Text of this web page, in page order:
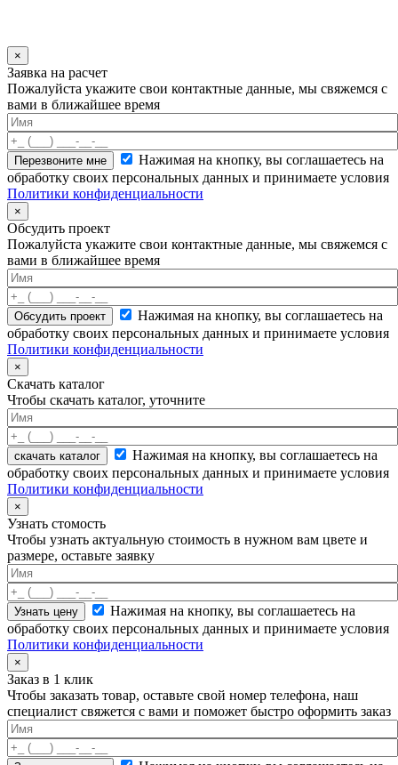
×
Заявка на расчет
Пожалуйста укажите свои контактные данные, мы свяжемся с
вами в ближайшее время
Нажимая на кнопку, вы соглашаетесь на
обработку своих персональных данных и принимаете условия
Политики конфиденциальности
×
Обсудить проект
Пожалуйста укажите свои контактные данные, мы свяжемся с
вами в ближайшее время
Нажимая на кнопку, вы соглашаетесь на
обработку своих персональных данных и принимаете условия
Политики конфиденциальности
×
Скачать каталог
Чтобы скачать каталог, уточните
скачать каталог
Нажимая на кнопку, вы соглашаетесь на
обработку своих персональных данных и принимаете условия
Политики конфиденциальности
×
Узнать стомость
Чтобы узнать актуальную стоимость в нужном вам цвете и
размере, оставьте заявку
Нажимая на кнопку, вы соглашаетесь на
обработку своих персональных данных и принимаете условия
Политики конфиденциальности
×
Заказ в 1 клик
Чтобы заказать товар, оставьте свой номер телефона, наш
специалист свяжется с вами и поможет быстро оформить заказ